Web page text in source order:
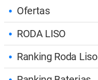
Ofertas
RODA LISO
Ranking Roda Liso